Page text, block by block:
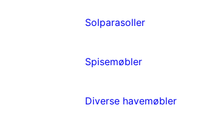
Solparasoller
Spisemøbler
Diverse havemøbler